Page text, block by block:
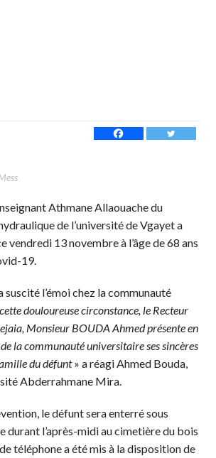
Athmane Allaouache du
de l’université de Vgayet a
vendredi 13 novembre à l’âge de 68 ans
19.
suscité l’émoi chez la communauté
douloureuse circonstance, le Recteur
Monsieur BOUDA Ahmed présente en
la communauté universitaire ses sincères
du défunt» a réagi Ahmed Bouda,
Abderrahmane Mira.
le défunt sera enterré sous
durant l’après-midi au cimetière du bois
téléphone a été mis à la disposition de